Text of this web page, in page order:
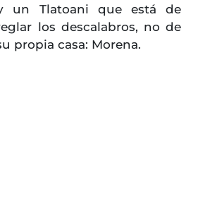
un Tlatoani que está de
los descalabros, no de
propia casa: Morena.